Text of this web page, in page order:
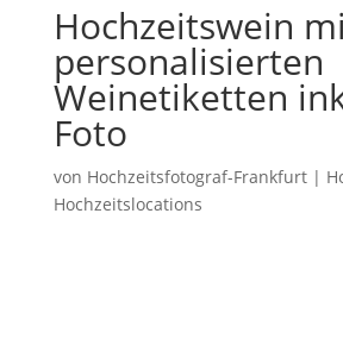
Hochzeitswein
personalisierten
Weinetiketten
Foto
von Hochzeitsfotograf-Frankfurt|
Hochzeitslocations